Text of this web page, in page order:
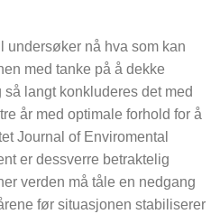
undersøker nå hva som kan
med tanke på å dekke
langt konkluderes det med
år med optimale forhold for å
Journal of Enviromental
er dessverre betraktelig
verden må tåle en nedgang
før situasjonen stabiliserer